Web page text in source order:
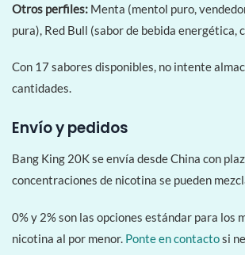
Otros perfiles: Menta (mentol puro,
pura), Red Bull (sabor de bebida
Con 17 sabores disponibles, no intente
cantidades.
Envío y pedidos
Bang King 20K se envía desde China con
concentraciones de nicotina se pueden
0% y 2% son las opciones estándar para los
nicotina al por menor. Ponte en contactosi